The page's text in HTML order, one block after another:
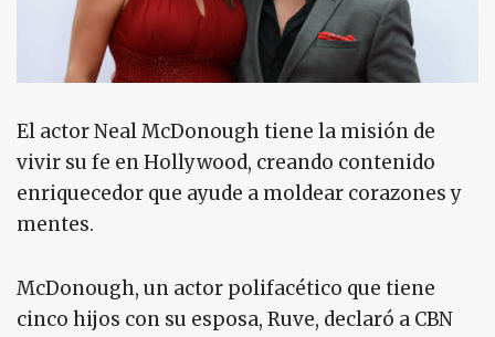
El actor Neal McDonough tiene la misión de
vivir su fe en Hollywood, creando contenido
enriquecedor que ayude a moldear corazones y
mentes.
McDonough, un actor polifacético que tiene
cinco hijos con su esposa, Ruve, declaró a CBN